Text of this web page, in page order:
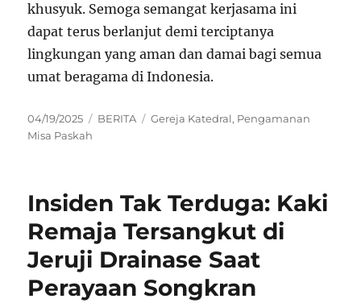
khusyuk. Semoga semangat kerjasama ini
dapat terus berlanjut demi terciptanya
lingkungan yang aman dan damai bagi semua
umat beragama di Indonesia.
Posted
on
04/19/2025 Categories
BERITA Tags
Gereja Katedral, Pengamanan
Misa Paskah
Insiden Tak Terduga: Kaki
Remaja Tersangkut di
Jeruji Drainase Saat
Perayaan Songkran